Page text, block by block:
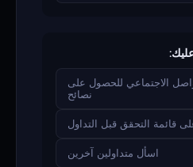
الاجتماعي للحصول على
نصائح
قائمة التحقق قبل التداول
اسأل متداولين آخرين